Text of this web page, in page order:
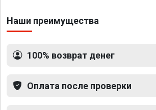
Наши преимущества
100% возврат денег
Оплата после проверки